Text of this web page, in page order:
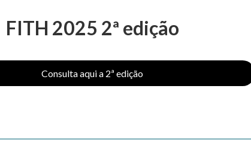
FITH 2025 2ª edição
Consulta aqui a 2ª edição